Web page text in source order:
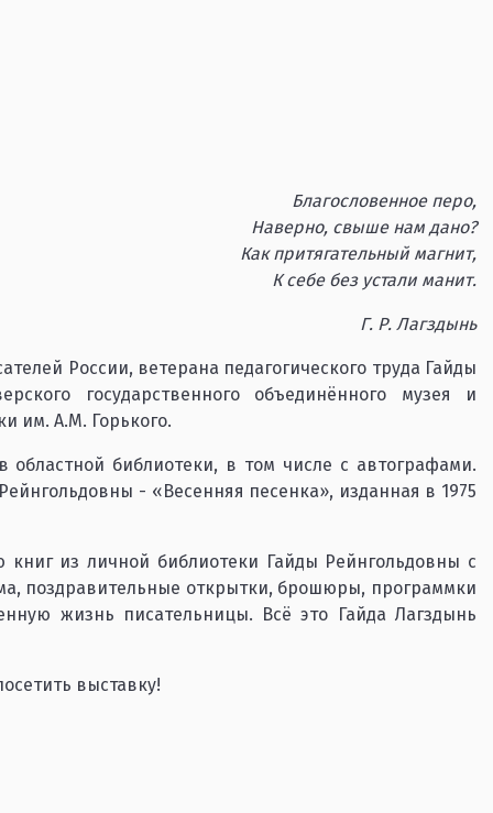
Благословенное перо,
Наверно, свыше нам дано?
Как притягательный магнит,
К себе без устали манит.
Г. Р. Лагздынь
России, ветерана педагогического труда Гайды
государственного объединённого музея и
им. А.М. Горького.
библиотеки, в том числе с автографами.
- «Весенняя песенка», изданная в 1975
из личной библиотеки Гайды Рейнгольдовны с
поздравительные открытки, брошюры, программки
жизнь писательницы. Всё это Гайда Лагздынь
выставку!